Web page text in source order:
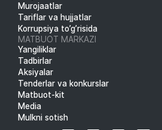
Murojaatlar
Tariflar va hujjatlar
Korrupsiya to’g’risida
MATBUOT MARKAZI
Yangiliklar
Tadbirlar
Aksiyalar
Tenderlar va konkurslar
Matbuot-kit
Media
Mulkni sotish